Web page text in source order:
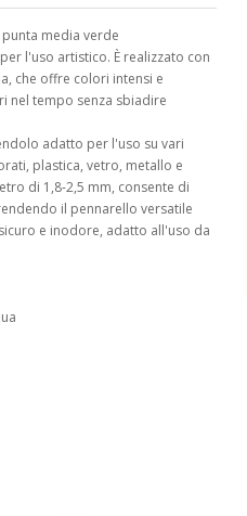
media verde
l'uso artistico. È realizzato con
che offre colori intensi e
nel tempo senza sbiadire
adatto per l'uso su vari
plastica, vetro, metallo e
di 1,8-2,5 mm, consente di
il pennarello versatile
e inodore, adatto all'uso da